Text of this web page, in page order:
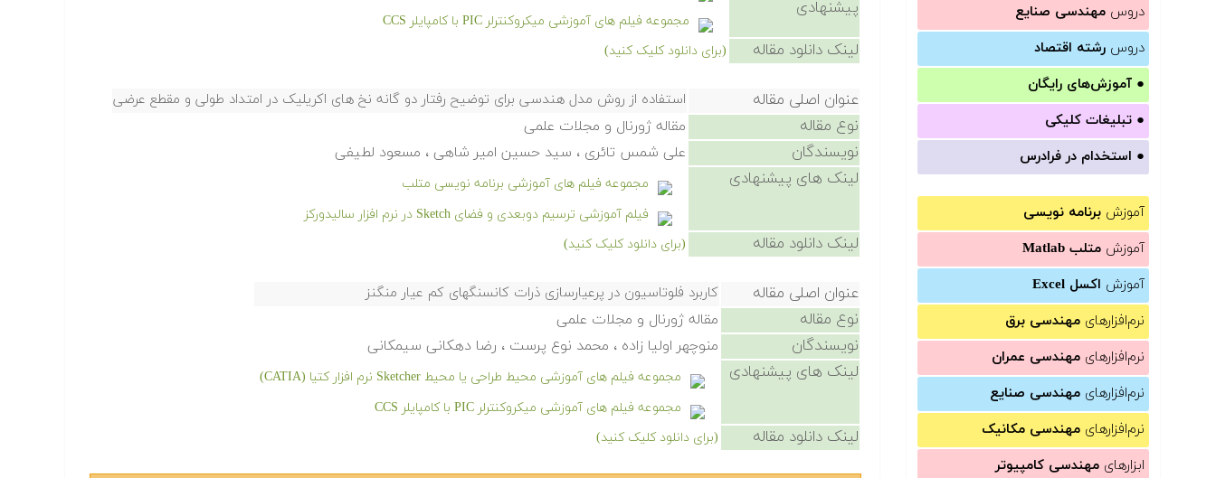
دروس مهندسی صنایع
دروس رشته اقتصاد
● آموزش‌های رایگان
● تبلیغات کلیکی
● استخدام در فرادرس
آموزش برنامه نویسی
آموزش متلب Matlab
آموزش اکسل Excel
نرم‌افزارهای مهندسی برق
نرم‌افزارهای مهندسی عمران
نرم‌افزارهای مهندسی صنایع
نرم‌افزارهای مهندسی مکانیک
ابزارهای مهندسی کامپیوتر
پیشنهادی
مجموعه فیلم های آموزشی میکروکنترلر PIC با کامپایلر CCS
لینک دانلود مقاله (برای دانلود کلیک کنید)
عنوان اصلی مقاله استفاده از روش مدل هندسی برای توضیح رفتار دو گانه نخ های اکریلیک در امتداد طولی و مقطع عرضی
نوع مقاله مقاله ژورنال و مجلات علمی
نویسندگان علی شمس تائری ، سید حسین امیر شاهی ، مسعود لطیفی
لینک های پیشنهادی
مجموعه فیلم های آموزشی برنامه نویسی متلب
فیلم آموزشی ترسیم دوبعدی و فضای Sketch در نرم افزار سالیدورکز
لینک دانلود مقاله (برای دانلود کلیک کنید)
عنوان اصلی مقاله کاربرد فلوتاسیون در پرعیارسازی ذرات کانسنگهای کم عیار منگنز
نوع مقاله مقاله ژورنال و مجلات علمی
نویسندگان منوچهر اولیا زاده ، محمد نوع پرست ، رضا دهکانی سیمکانی
لینک های پیشنهادی
مجموعه فیلم های آموزشی محیط طراحی یا محیط Sketcher نرم افزار کتیا (CATIA)
مجموعه فیلم های آموزشی میکروکنترلر PIC با کامپایلر CCS
لینک دانلود مقاله (برای دانلود کلیک کنید)